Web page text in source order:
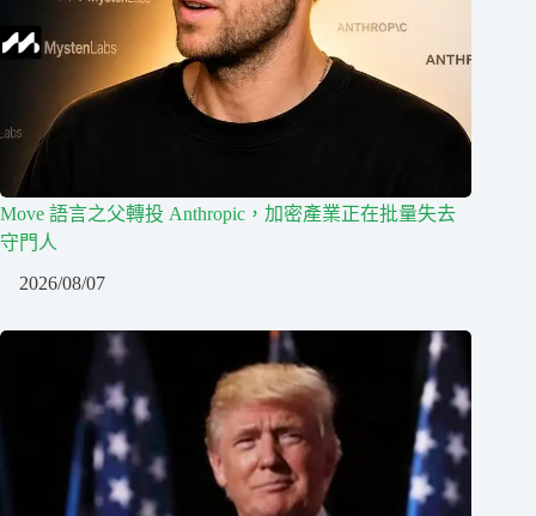
Move 語言之父轉投 Anthropic，加密產業正在批量失去
守門人
2026/08/07